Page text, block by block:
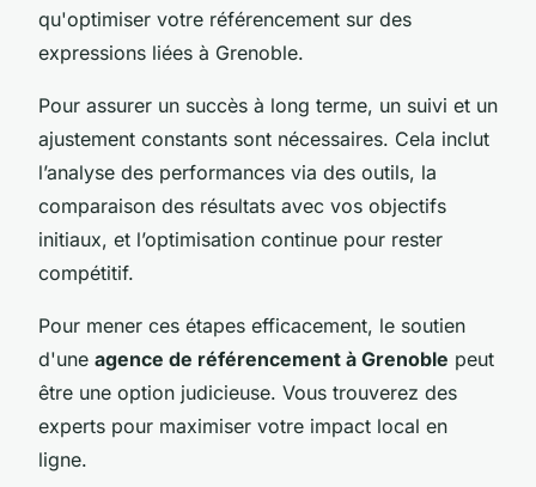
qu'optimiser votre référencement sur des
expressions liées à Grenoble.
Pour assurer un succès à long terme, un suivi et un
ajustement constants sont nécessaires. Cela inclut
l’analyse des performances via des outils, la
comparaison des résultats avec vos objectifs
initiaux, et l’optimisation continue pour rester
compétitif.
Pour mener ces étapes efficacement, le soutien
d'une agence de référencement à Grenoble peut
être une option judicieuse. Vous trouverez des
experts pour maximiser votre impact local en
ligne.